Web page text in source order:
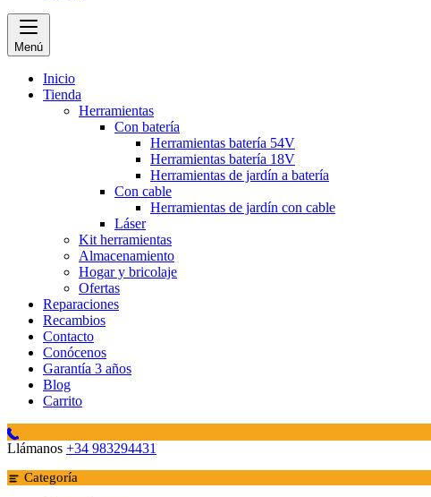
Menú
Inicio
Tienda
Herramientas
Con batería
Herramientas batería 54V
Herramientas batería 18V
Herramientas de jardín a batería
Con cable
Herramientas de jardín con cable
Láser
Kit herramientas
Almacenamiento
Hogar y bricolaje
Ofertas
Reparaciones
Recambios
Contacto
Conócenos
Garantía 3 años
Blog
Carrito
Llámanos +34 983294431
Categoría